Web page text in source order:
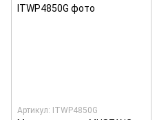
Артикул: ITWP4850G